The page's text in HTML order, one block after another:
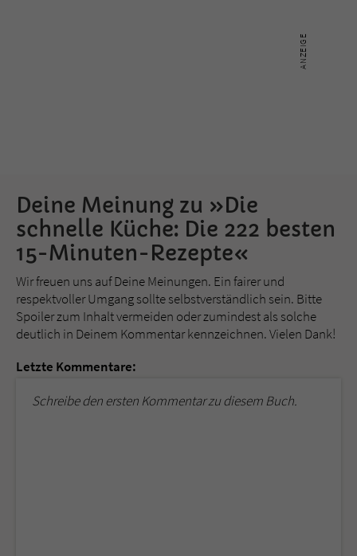
Deine Meinung zu »Die
schnelle Küche: Die 222 besten
15-Minuten-Rezepte«
Wir freuen uns auf Deine Meinungen. Ein fairer und
respektvoller Umgang sollte selbstverständlich sein. Bitte
Spoiler zum Inhalt vermeiden oder zumindest als solche
deutlich in Deinem Kommentar kennzeichnen. Vielen Dank!
Letzte Kommentare:
Schreibe den ersten Kommentar zu diesem Buch.